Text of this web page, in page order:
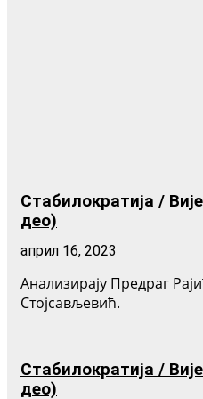
Стабилократија /
део)
април 16, 2023
Анализирају Предраг
Стојсављевић.
Стабилократија /
део)